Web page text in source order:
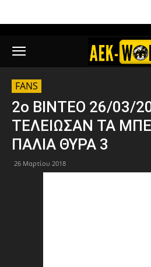
FANS
2ο ΒΙΝΤΕΟ 26/03/
ΤΕΛΕΙΩΣΑΝ ΤΑ
ΠΑΛΙΑ ΘΥΡΑ 3
26 Μαρτίου 2018